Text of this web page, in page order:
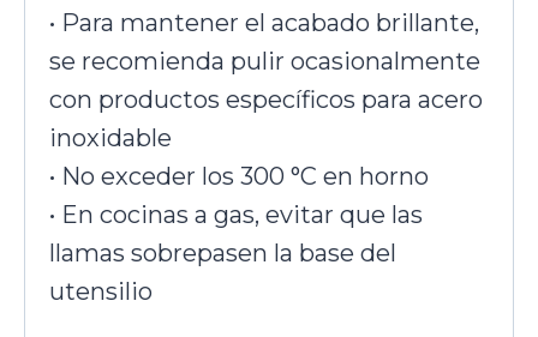
• Para mantener el acabado brillante,
se recomienda pulir ocasionalmente
con productos específicos para acero
inoxidable
• No exceder los 300 °C en horno
• En cocinas a gas, evitar que las
llamas sobrepasen la base del
utensilio